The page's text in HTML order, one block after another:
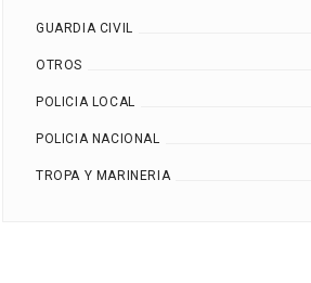
GUARDIA CIVIL
OTROS
POLICIA LOCAL
POLICIA NACIONAL
TROPA Y MARINERIA